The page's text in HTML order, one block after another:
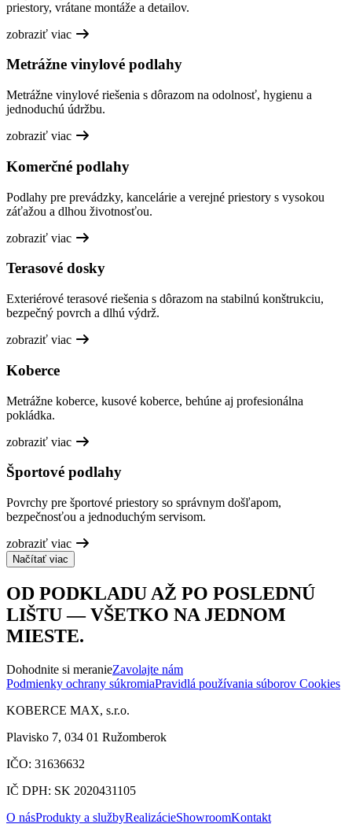
priestory, vrátane montáže a detailov.
zobraziť viac
Metrážne vinylové podlahy
Metrážne vinylové riešenia s dôrazom na odolnosť, hygienu a
jednoduchú údržbu.
zobraziť viac
Komerčné podlahy
Podlahy pre prevádzky, kancelárie a verejné priestory s vysokou
záťažou a dlhou životnosťou.
zobraziť viac
Terasové dosky
Exteriérové terasové riešenia s dôrazom na stabilnú konštrukciu,
bezpečný povrch a dlhú výdrž.
zobraziť viac
Koberce
Metrážne koberce, kusové koberce, behúne aj profesionálna
pokládka.
zobraziť viac
Športové podlahy
Povrchy pre športové priestory so správnym došľapom,
bezpečnosťou a jednoduchým servisom.
zobraziť viac
Načítať viac
OD PODKLADU AŽ PO POSLEDNÚ
LIŠTU — VŠETKO NA JEDNOM
MIESTE.
Dohodnite si meranieZavolajte nám
Podmienky ochrany súkromiaPravidlá používania súborov Cookies
KOBERCE MAX, s.r.o.
Plavisko 7, 034 01 Ružomberok
IČO: 31636632
IČ DPH: SK 2020431105
O násProdukty a službyRealizácieShowroomKontakt